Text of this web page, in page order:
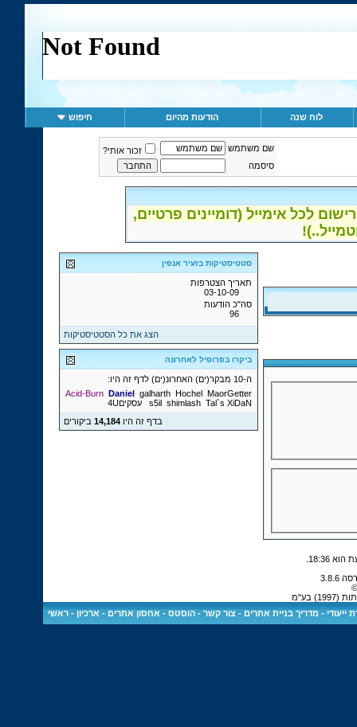
לוח שנה הודעות מהיום חיפוש
שם משתמש
זכור אותי?
סיסמה
לכל אימייל (דומיינים פרטיים,
סטטיסטיקות בזעיר אנפין
תאריך הצטרפות
03-10-09
סה"כ הודעות
96
הצג את כל הסטטיסטיקות
ביקרו בפרופיל לאחרונה
ה-10 מבקר(ים) האחרונ(ים) לדף זה היו:
Acid-Burn Daniel galharth Hochel MaorGetter
s5il shimlash Tal`s XiDaN
עסקים4U
בדף זה היו14,184 ביקורים
18:36
.
בע"מ
ייעודי -מדריך בניית אתרים -צור קשר -הוסטס - אחסון אתרים - ארכיון -ראשי